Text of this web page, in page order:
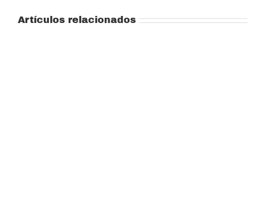
Artículos relacionados